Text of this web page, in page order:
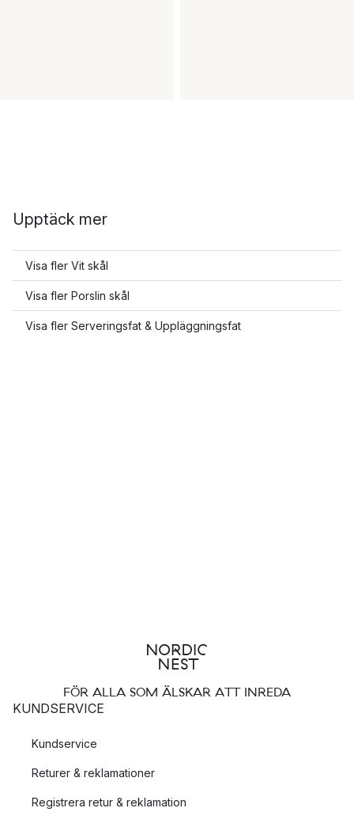
Upptäck mer
Visa fler Vit skål
Visa fler Porslin skål
Visa fler Serveringsfat & Uppläggningsfat
FÖR ALLA SOM ÄLSKAR ATT INREDA
KUNDSERVICE
Kundservice
Returer & reklamationer
Registrera retur & reklamation